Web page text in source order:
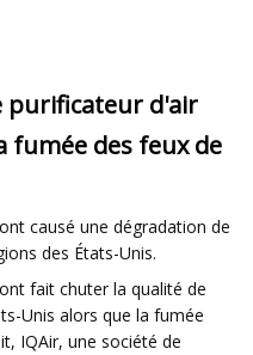
purificateur d'air
des feux de
causé une dégradation de
des États-Unis.
fait chuter la qualité de
Unis alors que la fumée
IQAir, une société de